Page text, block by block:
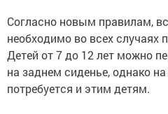
Согласно новым правилам,
необходимо во всех случаях
Детей от 7 до 12 лет можно
на заднем сиденье, однако
потребуется и этим детям.